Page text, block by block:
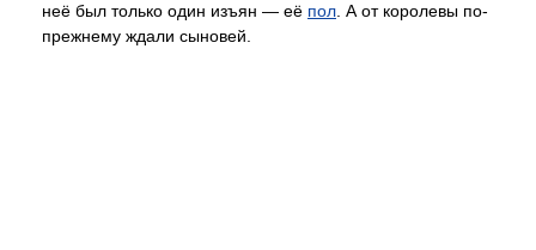
неё был только один изъян — её пол . А от королевы по-
прежнему ждали сыновей.